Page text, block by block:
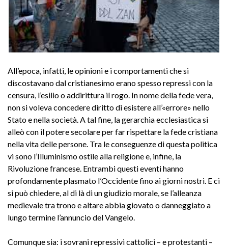
All’epoca, infatti, le opinioni e i comportamenti che si
discostavano dal cristianesimo erano spesso repressi con la
censura, l’esilio o addirittura il rogo. In nome della fede vera,
non si voleva concedere diritto di esistere all’«errore» nello
Stato e nella società. A tal fine, la gerarchia ecclesiastica si
alleò con il potere secolare per far rispettare la fede cristiana
nella vita delle persone. Tra le conseguenze di questa politica
vi sono l’Illuminismo ostile alla religione e, infine, la
Rivoluzione francese. Entrambi questi eventi hanno
profondamente plasmato l’Occidente fino ai giorni nostri. E ci
si può chiedere, al di là di un giudizio morale, se l’alleanza
medievale tra trono e altare abbia giovato o danneggiato a
lungo termine l’annuncio del Vangelo.
Comunque sia: i sovrani repressivi cattolici – e protestanti –